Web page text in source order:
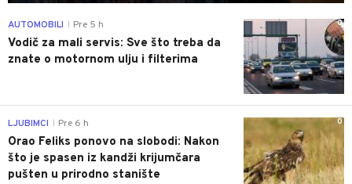
0
AUTOMOBILI Pre 5 h
Vodič za mali servis: Sve što treba da
znate o motornom ulju i filterima
0
LJUBIMCI Pre 6 h
Orao Feliks ponovo na slobodi: Nakon
što je spasen iz kandži krijumčara
pušten u prirodno stanište